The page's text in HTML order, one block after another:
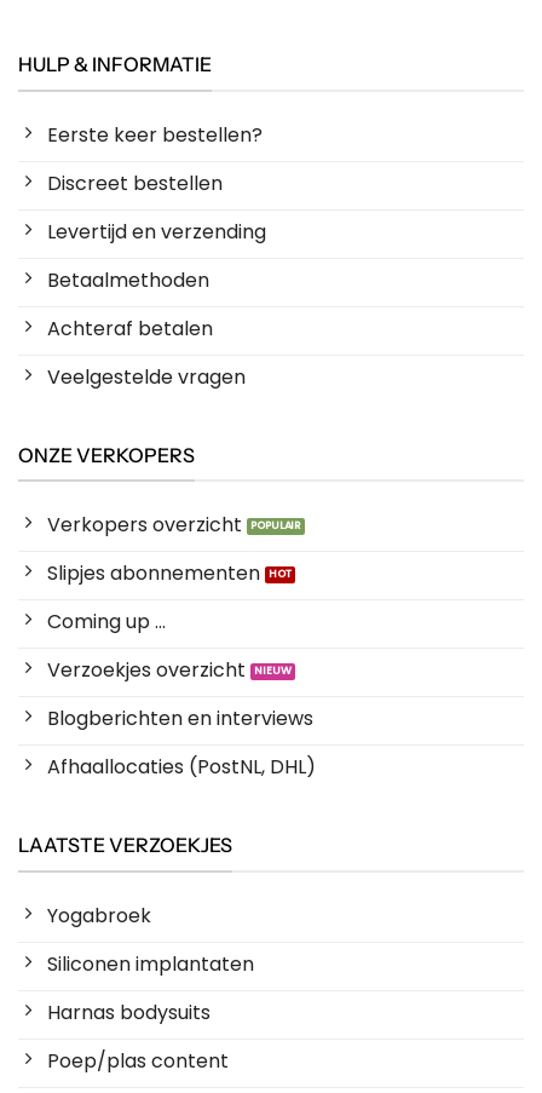
HULP & INFORMATIE
Eerste keer bestellen?
Discreet bestellen
Levertijd en verzending
Betaalmethoden
Achteraf betalen
Veelgestelde vragen
ONZE VERKOPERS
Verkopers overzicht
Slipjes abonnementen
Coming up ...
Verzoekjes overzicht
Blogberichten en interviews
Afhaallocaties (PostNL, DHL)
LAATSTE VERZOEKJES
Yogabroek
Siliconen implantaten
Harnas bodysuits
Poep/plas content